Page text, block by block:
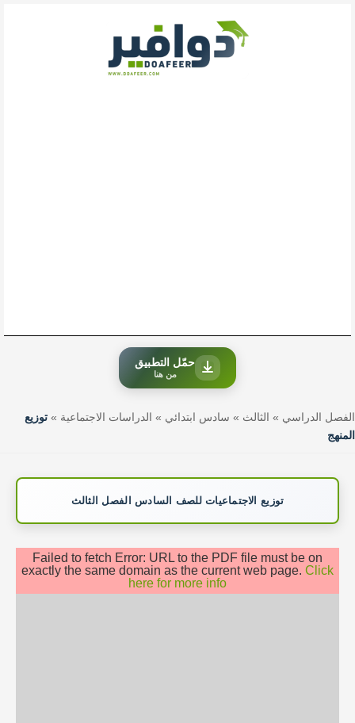
حمّل التطبيق
من هنا
الفصل الدراسي » الثالث » سادس ابتدائي » الدراسات الاجتماعية » توزيع
المنهج
توزيع الاجتماعيات للصف السادس الفصل الثالث
Failed to fetch Error: URL to the PDF file must be on
exactly the same domain as the current web page. Click
here for more info